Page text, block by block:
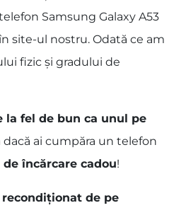
Samsung Galaxy A53
site-ul nostru. Odată ce am
fizic și gradului de
la fel de bun ca unul pe
ai cumpăra un telefon
de încărcare cadou!
de pe